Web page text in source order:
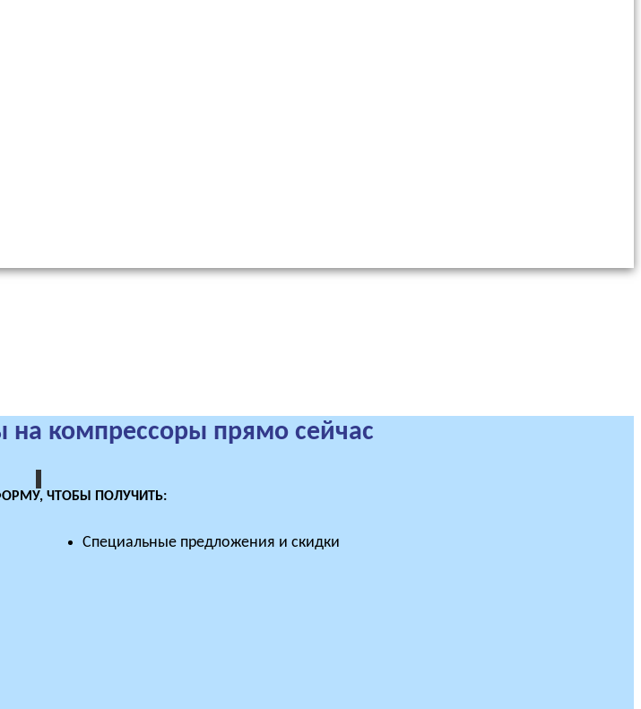
на компрессоры прямо сейчас
ЧТОБЫ ПОЛУЧИТЬ:
Специальные предложения и скидки